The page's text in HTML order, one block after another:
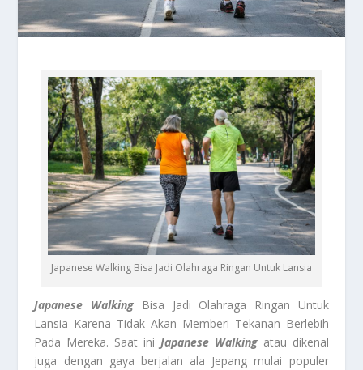
Japanese Walking Bisa Jadi Olahraga Ringan Untuk Lansia
Japanese Walking Bisa Jadi Olahraga Ringan Untuk
Lansia Karena Tidak Akan Memberi Tekanan Berlebih
Pada Mereka. Saat ini Japanese Walkingatau dikenal
juga dengan gaya berjalan ala Jepang mulai populer